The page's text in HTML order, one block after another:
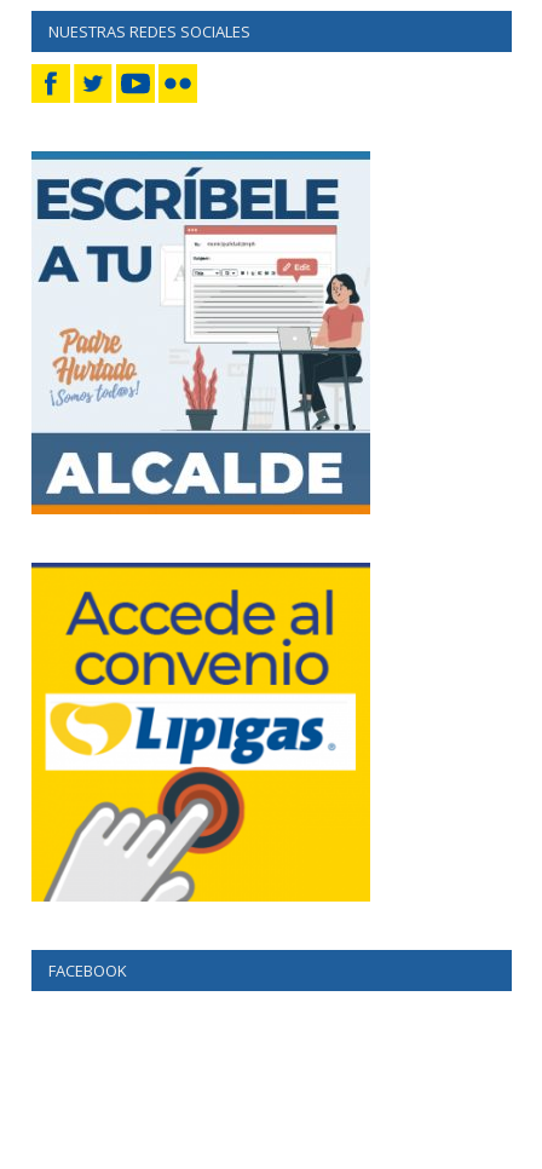
NUESTRAS REDES SOCIALES
FACEBOOK